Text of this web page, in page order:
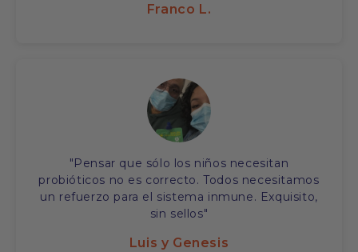
Franco L.
"Pensar que sólo los niños necesitan
probióticos no es correcto. Todos necesitamos
un refuerzo para el sistema inmune. Exquisito,
sin sellos"
Luis y Genesis